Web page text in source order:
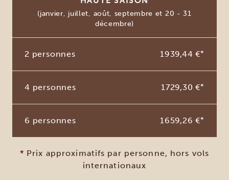
(janvier, juillet, août, septembre et 20 - 31
décembre)
2 personnes 1939,44 €*
4 personnes 1729,30 €*
6 personnes 1659,26 €*
* Prix approximatifs par personne, hors vols
internationaux